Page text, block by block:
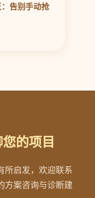
告别手动抢
的项目
所启发，欢迎联系
方案咨询与诊断建